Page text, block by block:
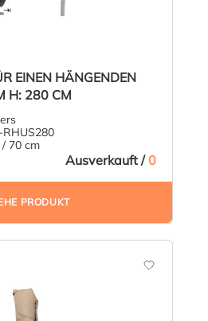
EINEN HÄNGENDEN
H: 280 CM
RHUS280
70 cm
Ausverkauft /0
PRODUKT